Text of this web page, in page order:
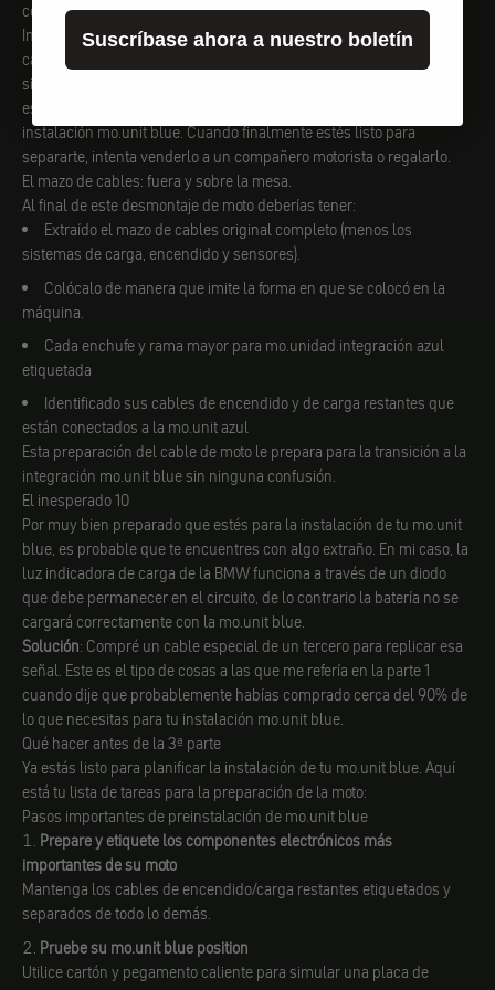
componentes mo.unit azules.
Incluso si no vas a reutilizar esa vieja bocina o relé, etiqueta los
cables de la moto y deja las cosas intactas hasta que el nuevo
sistema mo.unit blue se haya probado. Me gusta dejar todo como
está hasta que estoy 100% seguro de que no es necesario para la
instalación mo.unit blue. Cuando finalmente estés listo para
separarte, intenta venderlo a un compañero motorista o regalarlo.
El mazo de cables: fuera y sobre la mesa.
Al final de este desmontaje de moto deberías tener:
Extraído el mazo de cables original completo (menos los
sistemas de carga, encendido y sensores).
Colócalo de manera que imite la forma en que se colocó en la
máquina.
Cada enchufe y rama mayor para mo.unidad integración azul
etiquetada
Identificado sus cables de encendido y de carga restantes que
están conectados a la mo.unit azul
Esta preparación del cable de moto le prepara para la transición a la
integración mo.unit blue sin ninguna confusión.
El inesperado 10
Por muy bien preparado que estés para la instalación de tu mo.unit
blue, es probable que te encuentres con algo extraño. En mi caso, la
luz indicadora de carga de la BMW funciona a través de un diodo
que debe permanecer en el circuito, de lo contrario la batería no se
cargará correctamente con la mo.unit blue.
Solución: Compré un cable especial de un tercero para replicar esa
señal. Este es el tipo de cosas a las que me refería en la parte 1
cuando dije que probablemente habías comprado cerca del 90% de
lo que necesitas para tu instalación mo.unit blue.
Qué hacer antes de la 3ª parte
Ya estás listo para planificar la instalación de tu mo.unit blue. Aquí
está tu lista de tareas para la preparación de la moto:
Pasos importantes de preinstalación de mo.unit blue
Prepare y etiquete los componentes electrónicos más
importantes de su moto
Mantenga los cables de encendido/carga restantes etiquetados y
separados de todo lo demás.
Pruebe su mo.unit blue position
Utilice cartón y pegamento caliente para simular una placa de
Suscríbase ahora a nuestro boletín